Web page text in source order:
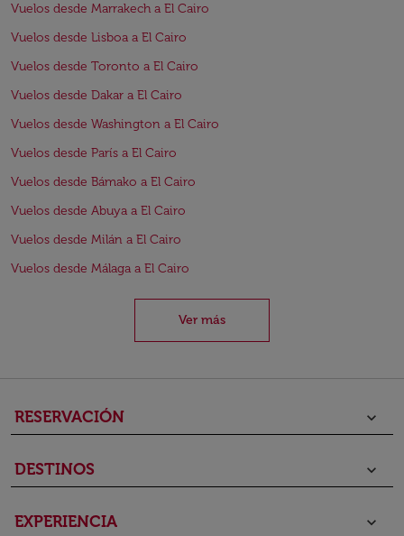
Vuelos desde Marrakech a El Cairo
Vuelos desde Lisboa a El Cairo
Vuelos desde Toronto a El Cairo
Vuelos desde Dakar a El Cairo
Vuelos desde Washington a El Cairo
Vuelos desde París a El Cairo
Vuelos desde Bámako a El Cairo
Vuelos desde Abuya a El Cairo
Vuelos desde Milán a El Cairo
Vuelos desde Málaga a El Cairo
Ver más
RESERVACIÓN keyboard_arrow_down
DESTINOS keyboard_arrow_down
EXPERIENCIA keyboard_arrow_down